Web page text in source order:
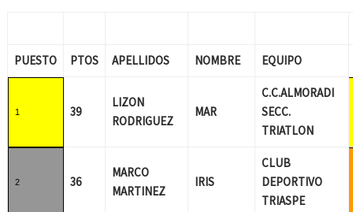
PUESTO PTOS APELLIDOS NOMBRE EQUIPO
1 39
LIZON
RODRIGUEZ
MAR
C.C.ALMORADI
SECC.
TRIATLON
2 36
MARCO
MARTINEZ
IRIS
CLUB
DEPORTIVO
TRIASPE